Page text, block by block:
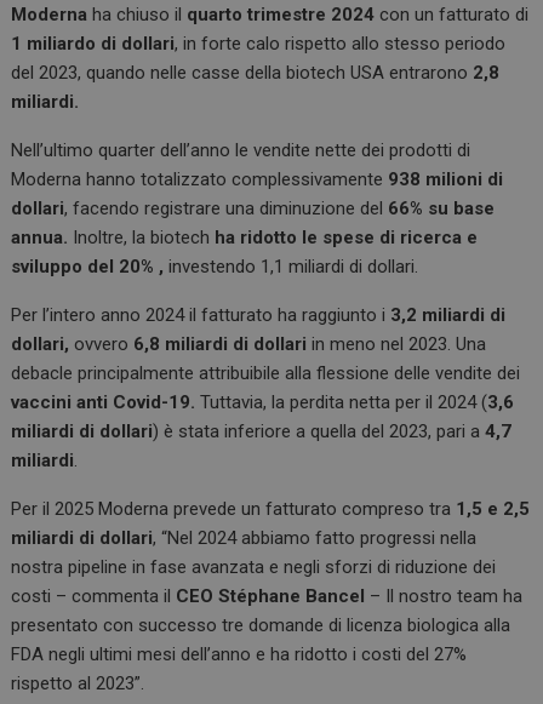
ce
b
o
o
k
ke
dI
at
s
p
p
Moderna ha chiuso il quarto trimestre 2024 con un fatturato di
1 miliardo di dollari, in forte calo rispetto allo stesso periodo
del 2023, quando nelle casse della biotech USA entrarono 2,8
miliardi.
Nell’ultimo quarter dell’anno le vendite nette dei prodotti di
Moderna hanno totalizzato complessivamente 938 milioni di
dollari, facendo registrare una diminuzione del 66% su base
annua. Inoltre, la biotech ha ridotto le spese di ricerca e
sviluppo del 20% ,investendo 1,1 miliardi di dollari.
Per l’intero anno 2024 il fatturato ha raggiunto i 3,2 miliardi di
dollari, ovvero 6,8 miliardi di dollari in meno nel 2023. Una
debacle principalmente attribuibile alla flessione delle vendite dei
vaccini anti Covid-19. Tuttavia, la perdita netta per il 2024 (3,6
miliardi di dollari) è stata inferiore a quella del 2023, pari a4,7
miliardi.
Per il 2025 Moderna prevede un fatturato compreso tra 1,5 e 2,5
miliardi di dollari, “Nel 2024 abbiamo fatto progressi nella
nostra pipeline in fase avanzata e negli sforzi di riduzione dei
costi – commenta il CEO Stéphane Bancel – Il nostro team ha
presentato con successo tre domande di licenza biologica alla
FDA negli ultimi mesi dell’anno e ha ridotto i costi del 27%
rispetto al 2023”.